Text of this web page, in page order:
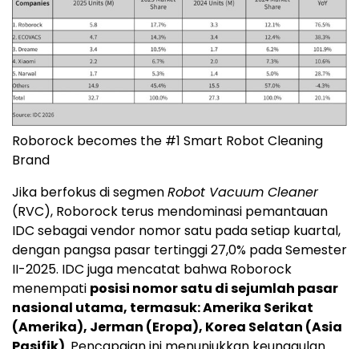
Roborock becomes the #1 Smart Robot Cleaning
Brand
Jika berfokus di segmenRobot Vacuum Cleaner
(RVC), Roborock terus mendominasi pemantauan
IDC sebagai vendor nomor satu pada setiap kuartal,
dengan pangsa pasar tertinggi 27,0% pada Semester
II-2025. IDC juga mencatat bahwa Roborock
menempati posisi nomor satu di sejumlah pasar
nasional utama, termasuk: Amerika Serikat
(Amerika), Jerman (Eropa), Korea Selatan (Asia